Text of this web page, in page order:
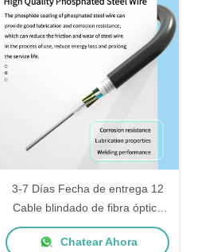
3-7 Días Fecha de entrega 12
Cable blindado de fibra óptica
de núcleo adecuado para
entornos adversos y
Chatear Ahora